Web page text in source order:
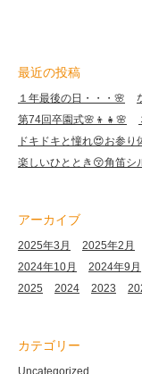
最近の投稿
１年最後の日・・・🌸
第74回卒園式🌸👦👧🌸
ドキドキと憧れ😍お参り
楽しいひととき😚角笛シ
アーカイブ
2025年3月 2025年2月
2024年10月
2024年9月
2025
2024 2023
カテゴリー
Uncategorized